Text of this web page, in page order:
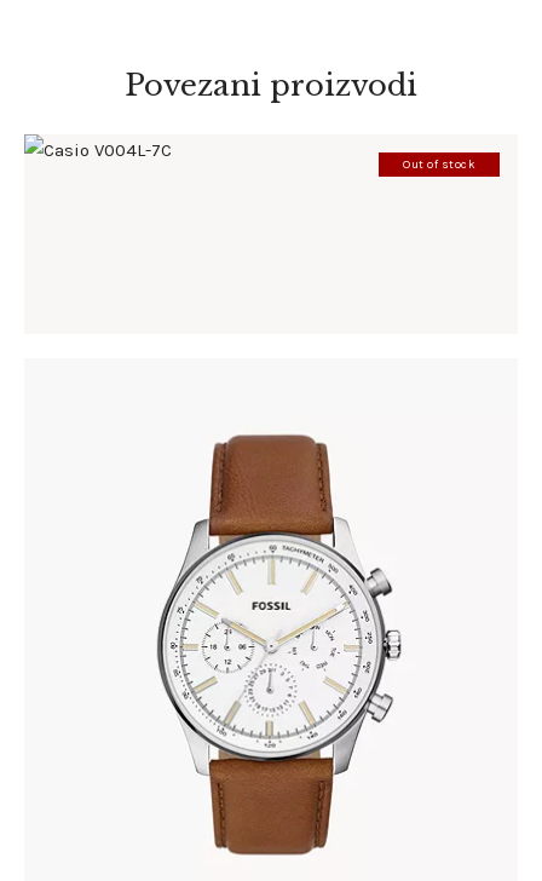
Povezani proizvodi
Out of stock
FOSSIL BQ2748
345 00 KM